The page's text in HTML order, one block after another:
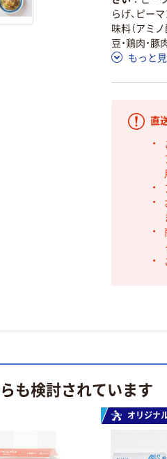
らげ、ピー
味料（アミノ
豆・鶏肉・豚
もっと
直
も検討されています
オリジナ